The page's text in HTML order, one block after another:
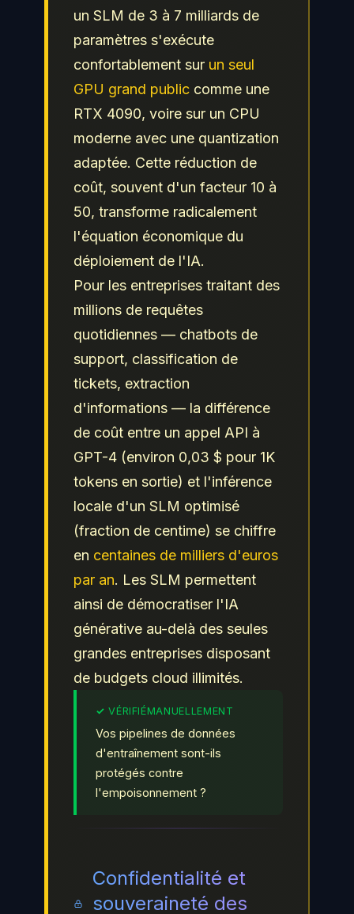
un SLM de 3 à 7 milliards de
paramètres s'exécute
confortablement sur un seul
GPU grand public comme une
RTX 4090, voire sur un CPU
moderne avec une quantization
adaptée. Cette réduction de
coût, souvent d'un facteur 10 à
50, transforme radicalement
l'équation économique du
déploiement de l'IA.
Pour les entreprises traitant des
millions de requêtes
quotidiennes — chatbots de
support, classification de
tickets, extraction
d'informations — la différence
de coût entre un appel API à
GPT-4 (environ 0,03 $ pour 1K
tokens en sortie) et l'inférence
locale d'un SLM optimisé
(fraction de centime) se chiffre
en centaines de milliers d'euros
par an. Les SLM permettent
ainsi de démocratiser l'IA
générative au-delà des seules
grandes entreprises disposant
de budgets cloud illimités.
Vos pipelines de données
d'entraînement sont-ils
protégés contre
l'empoisonnement ?
Confidentialité et
souveraineté des